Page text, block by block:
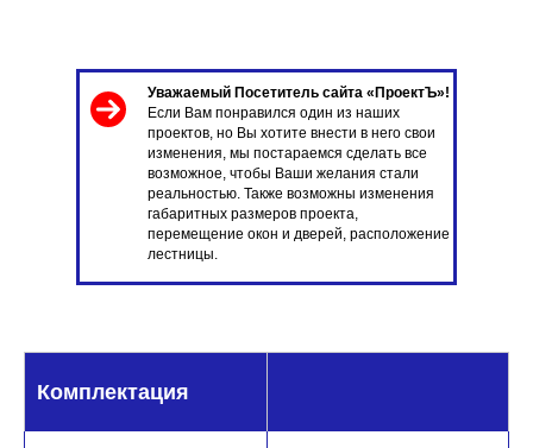
Уважаемый Посетитель сайта «ПроектЪ»!
Если Вам понравился один из наших
проектов, но Вы хотите внести в него свои
изменения, мы постараемся сделать все
возможное, чтобы Ваши желания стали
реальностью. Также возможны изменения
габаритных размеров проекта,
перемещение окон и дверей, расположение
лестницы.
Комплектация